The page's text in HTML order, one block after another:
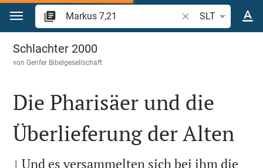
Zum Inhalt springen
Bibelstelle oder
SLT
Markus 7
Schlachter 2000
vonGenfer Bibelgesellschaft
Die Pharisäer und die
Überlieferung der Alten

1 Und es versammelten sich bei ihm die